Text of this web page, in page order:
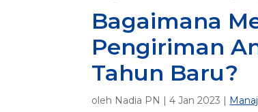
Bagaimana
Pengiriman
Tahun Baru?
oleh Nadia PN |4 Jan 2023 |